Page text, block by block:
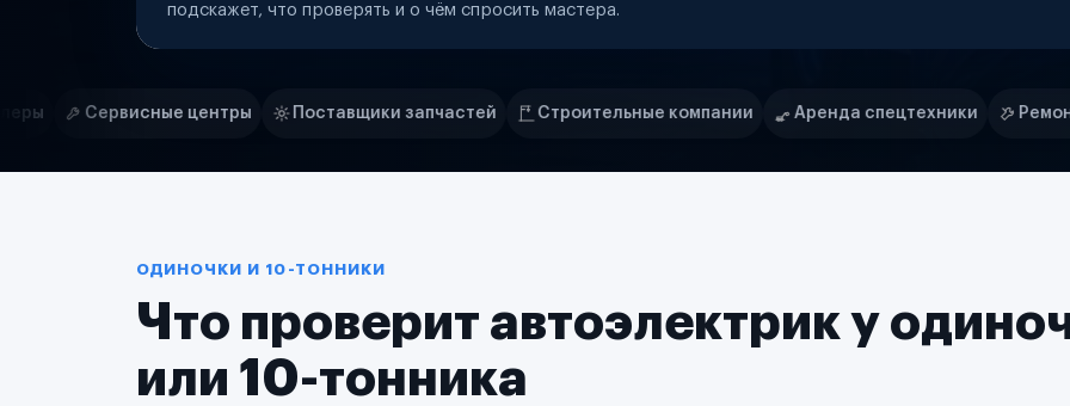
подскажет, что проверять и о чём спросить мастера.
Нам доверяют
центры Поставщики запчастей Строительные компании Аренда спецтехники Ремонт спецтехники
Маркетплейсы
Логистические компании
Поставщики запчастей
Строительные компании
Ремонт спецтехники
ОДИНОЧКИ И 10-ТОННИКИ
Что проверит автоэлектрик у
или 10-тонника